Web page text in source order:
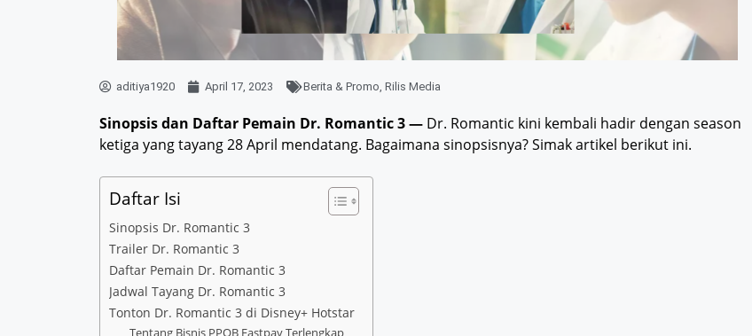
aditiya1920 April 17, 2023 Berita & Promo, Rilis Media
Sinopsis dan Daftar Pemain Dr. Romantic 3 — Dr. Romantic kini kembali hadir dengan season
ketiga yang tayang 28 April mendatang. Bagaimana sinopsisnya? Simak artikel berikut ini.
Daftar Isi
Sinopsis Dr. Romantic 3
Trailer Dr. Romantic 3
Daftar Pemain Dr. Romantic 3
Jadwal Tayang Dr. Romantic 3
Tonton Dr. Romantic 3 di Disney+ Hotstar